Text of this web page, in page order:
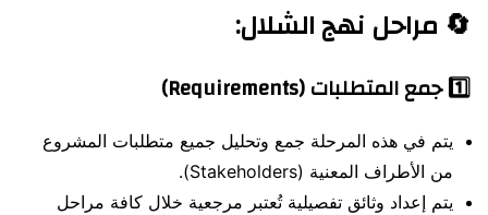
🔄 مراحل نهج الشلال:
1️⃣جمع المتطلبات (Requirements)
يتم في هذه المرحلة جمع وتحليل جميع متطلبات المشروع
من الأطراف المعنية (Stakeholders).
يتم إعداد وثائق تفصيلية تُعتبر مرجعية خلال كافة مراحل